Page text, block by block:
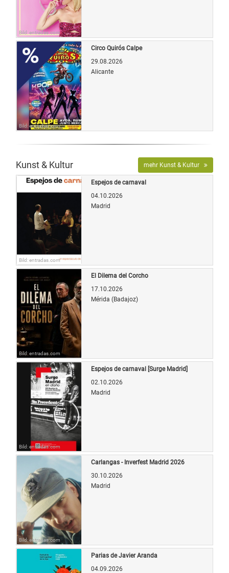
Bild: entradas.com
Bild: entradas.com
Circo Quirós Calpe
29.08.2026
Alicante
Kunst & Kultur mehr Kunst & Kultur
Bild: entradas.com
Espejos de carnaval
04.10.2026
Madrid
Bild: entradas.com
El Dilema del Corcho
17.10.2026
Mérida (Badajoz)
Bild: entradas.com
Espejos de carnaval [Surge Madrid]
02.10.2026
Madrid
Bild: entradas.com
Carlangas - Inverfest Madrid 2026
30.10.2026
Madrid
Parias de Javier Aranda
04.09.2026